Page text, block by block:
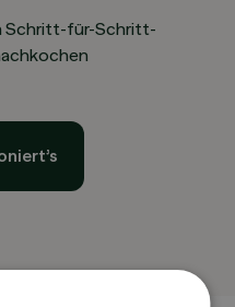
Schritt-für-Schritt-